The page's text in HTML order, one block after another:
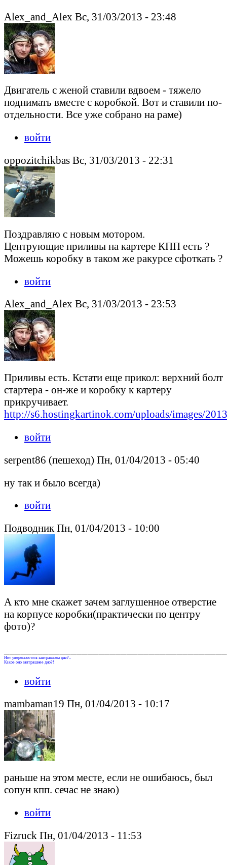
Alex_and_Alex Вс, 31/03/2013 - 23:48
Двигатель с женой ставили вдвоем - тяжело
поднимать вместе с коробкой. Вот и ставили по-
отдельности. Все уже собрано на раме)
войти
oppozitchikbas Вс, 31/03/2013 - 22:31
Поздравляю с новым мотором.
Центрующие приливы на картере КПП есть ?
Можешь коробку в таком же ракурсе сфоткать ?
войти
Alex_and_Alex Вс, 31/03/2013 - 23:53
Приливы есть. Кстати еще прикол: верхний болт
стартера - он-же и коробку к картеру
прикручивает.
http://s6.hostingkartinok.com/uploads/images/
войти
serpent86 (пешеход) Пн, 01/04/2013 - 05:40
ну так и было всегда)
войти
Подводник Пн, 01/04/2013 - 10:00
А кто мне скажет зачем заглушенное отверстие
на корпусе коробки(практически по центру
фото)?
Нет уверенности в завтрашнем дне?..
Какое оно завтрашнее дно?!
войти
mambaman19 Пн, 01/04/2013 - 10:17
раньше на этом месте, если не ошибаюсь, был
сопун кпп. сечас не знаю)
войти
Fizruck Пн, 01/04/2013 - 11:53